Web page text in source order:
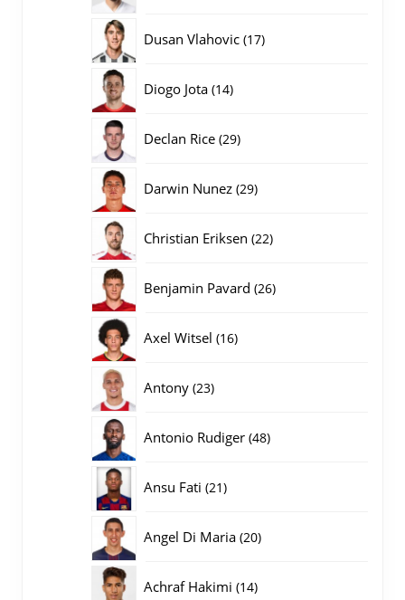
Dusan Vlahovic 1717
Diogo Jota 1414
Declan Rice 2929
Darwin Nunez 2929
Christian Eriksen 2222
Benjamin Pavard 2626
Axel Witsel 1616
Antony 2323
Antonio Rudiger 4848
Ansu Fati 2121
Angel Di Maria 2020
Achraf Hakimi 1414